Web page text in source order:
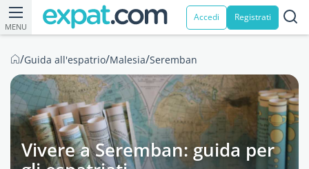
MENU
Accedi Registrati
/Guida all'espatrio/Malesia/Seremban
Vivere a Seremban: guida per